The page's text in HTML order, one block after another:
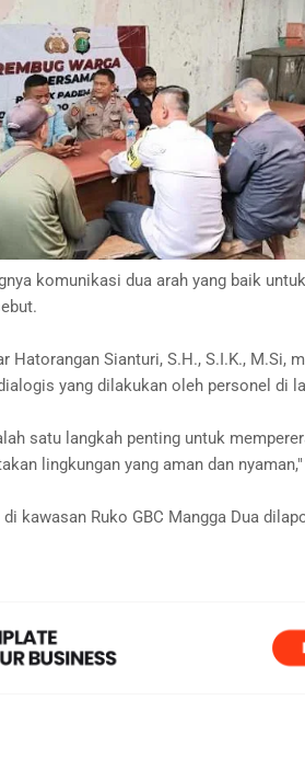
komunikasi dua arah yang baik
Hatorangan Sianturi, S.H., S.I.K., M.Si,
yang dilakukan oleh personel di
satu langkah penting untuk
lingkungan yang aman dan
kawasan Ruko GBC Mangga Dua